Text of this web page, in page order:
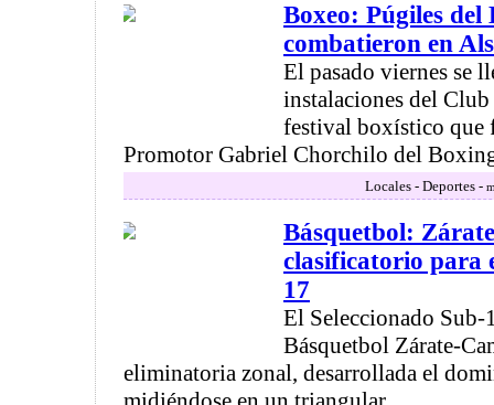
Boxeo: Púgiles
combatieron en
El pasado viernes se
instalaciones del
festival boxístico que
Promotor Gabriel Chorchilo del
Locales - Deportes -
Básquetbol:
clasificatorio para
17
El Seleccionado Sub-
Básquetbol Zárate-
eliminatoria zonal, desarrollada el